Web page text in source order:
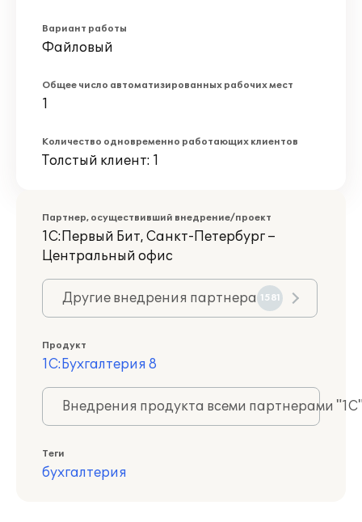
Вариант работы
Файловый
Общее число автоматизированных рабочих мест
1
Количество одновременно работающих клиентов
Толстый клиент: 1
Партнер, осуществивший внедрение/проект
1С:Первый Бит, Санкт-Петербург –
Центральный офис
Другие внедрения партнера 1581
Продукт
1С:Бухгалтерия 8
Внедрения продукта всеми партнерами
Теги
бухгалтерия